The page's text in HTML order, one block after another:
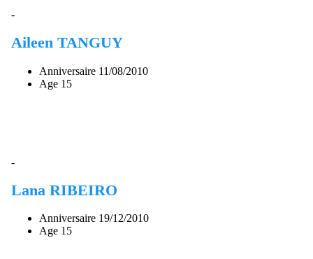
-
Aileen TANGUY
Anniversaire 11/08/2010
Age 15
-
Lana RIBEIRO
Anniversaire 19/12/2010
Age 15